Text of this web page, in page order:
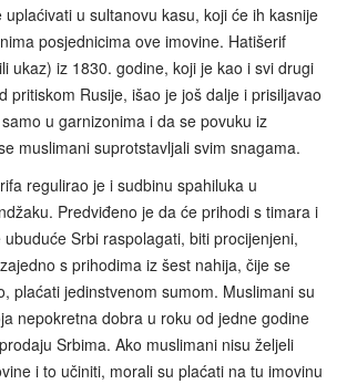
u sultanovu kasu, koji će ih kasnije
posjednicima ove imovine. Hatišerif
ukaz) iz 1830. godine, koji je kao i svi drugi
pritiskom Rusije, išao je još dalje i prisiljavao
u garnizonima i da se povuku iz
muslimani suprotstavljali svim snagama.
regulirao je i sudbinu spahiluka u
Predviđeno je da će prihodi s timara i
Srbi raspolagati, biti procijenjeni,
s prihodima iz šest nahija, čije se
plaćati jedinstvenom sumom. Muslimani su
nepokretna dobra u roku od jedne godine
Srbima. Ako muslimani nisu željeli
i to učiniti, morali su plaćati na tu imovinu